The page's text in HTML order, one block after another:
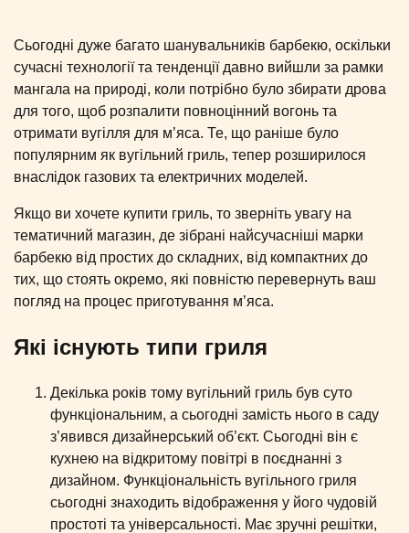
Сьогодні дуже багато шанувальників барбекю, оскільки
сучасні технології та тенденції давно вийшли за рамки
мангала на природі, коли потрібно було збирати дрова
для того, щоб розпалити повноцінний вогонь та
отримати вугілля для м’яса. Те, що раніше було
популярним як вугільний гриль, тепер розширилося
внаслідок газових та електричних моделей.
Якщо ви хочете купити гриль, то зверніть увагу на
тематичний магазин, де зібрані найсучасніші марки
барбекю від простих до складних, від компактних до
тих, що стоять окремо, які повністю перевернуть ваш
погляд на процес приготування м’яса.
Які існують типи гриля
Декілька років тому вугільний гриль був суто
функціональним, а сьогодні замість нього в саду
з’явився дизайнерський об’єкт. Сьогодні він є
кухнею на відкритому повітрі в поєднанні з
дизайном. Функціональність вугільного гриля
сьогодні знаходить відображення у його чудовій
простоті та універсальності. Має зручні решітки,